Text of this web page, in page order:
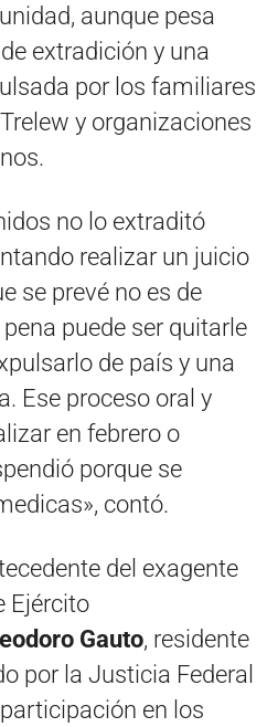
aunque pesa
extradición y una
por los familiares
y organizaciones
no lo extraditó
realizar un juicio
se prevé no es de
puede ser quitarle
de país y una
Ese proceso oral y
en febrero o
porque se
contó.
del exagente
Ejército
Gauto, residente
por la Justicia Federal
en los